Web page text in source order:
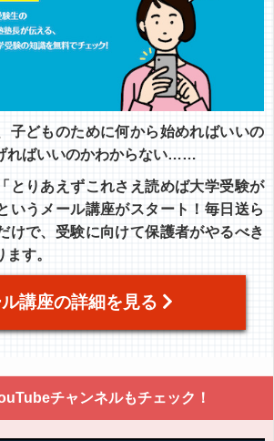
子どものために何から始めればいいの
ればいいのかわからない……
とりあえずこれさえ読めば大学受験が
いうメール講座がスタート！毎日送ら
けで、受験に向けて保護者がやるべき
す。
ル講座の詳細を見る
チャンネルもチェック！